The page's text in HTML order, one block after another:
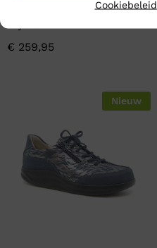
Cookiebeleid
Meindl CARACAS GTX –
€ 259,95
Nieuw